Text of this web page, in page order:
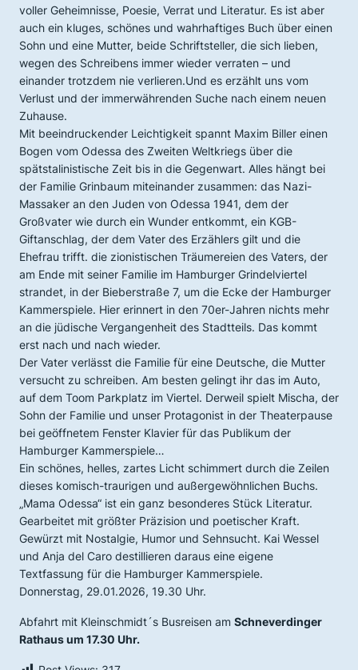
voller Geheimnisse, Poesie, Verrat und Literatur. Es ist aber
auch ein kluges, schönes und wahrhaftiges Buch über einen
Sohn und eine Mutter, beide Schriftsteller, die sich lieben,
wegen des Schreibens immer wieder verraten – und
einander trotzdem nie verlieren.Und es erzählt uns vom
Verlust und der immerwährenden Suche nach einem neuen
Zuhause.
Mit beeindruckender Leichtigkeit spannt Maxim Biller einen
Bogen vom Odessa des Zweiten Weltkriegs über die
spätstalinistische Zeit bis in die Gegenwart. Alles hängt bei
der Familie Grinbaum miteinander zusammen: das Nazi-
Massaker an den Juden von Odessa 1941, dem der
Großvater wie durch ein Wunder entkommt, ein KGB-
Giftanschlag, der dem Vater des Erzählers gilt und die
Ehefrau trifft. die zionistischen Träumereien des Vaters, der
am Ende mit seiner Familie im Hamburger Grindelviertel
strandet, in der Bieberstraße 7, um die Ecke der Hamburger
Kammerspiele. Hier erinnert in den 70er-Jahren nichts mehr
an die jüdische Vergangenheit des Stadtteils. Das kommt
erst nach und nach wieder.
Der Vater verlässt die Familie für eine Deutsche, die Mutter
versucht zu schreiben. Am besten gelingt ihr das im Auto,
auf dem Toom Parkplatz im Viertel. Derweil spielt Mischa, der
Sohn der Familie und unser Protagonist in der Theaterpause
bei geöffnetem Fenster Klavier für das Publikum der
Hamburger Kammerspiele…
Ein schönes, helles, zartes Licht schimmert durch die Zeilen
dieses komisch-traurigen und außergewöhnlichen Buchs.
„Mama Odessa“ ist ein ganz besonderes Stück Literatur.
Gearbeitet mit größter Präzision und poetischer Kraft.
Gewürzt mit Nostalgie, Humor und Sehnsucht. Kai Wessel
und Anja del Caro destillieren daraus eine eigene
Textfassung für die Hamburger Kammerspiele.
Donnerstag, 29.01.2026, 19.30 Uhr.
Abfahrt mit Kleinschmidt´s Busreisen am Schneverdinger
Rathaus um 17.30 Uhr.